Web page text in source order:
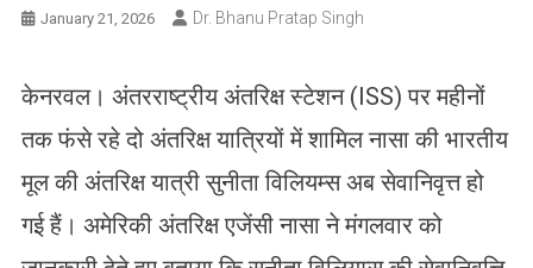
January 21, 2026 Dr. Bhanu Pratap Singh
केनरवल। अंतरराष्ट्रीय अंतरिक्ष स्टेशन (ISS) पर महीनों
तक फंसे रहे दो अंतरिक्ष यात्रियों में शामिल नासा की भारतीय
मूल की अंतरिक्ष यात्री सुनीता विलियम्स अब सेवानिवृत्त हो
गई हैं। अमेरिकी अंतरिक्ष एजेंसी नासा ने मंगलवार को